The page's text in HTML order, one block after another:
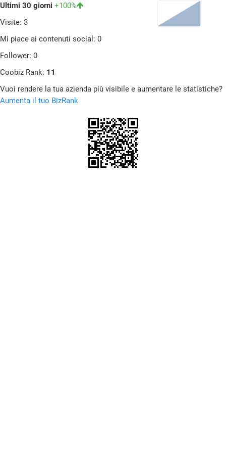
Ultimi 30 giorni +100%
Visite: 3
Mi piace ai contenuti social: 0
Follower: 0
Coobiz Rank: 11
Vuoi rendere la tua azienda più visibile e aumentare le statistiche?
Aumenta il tuo BizRank